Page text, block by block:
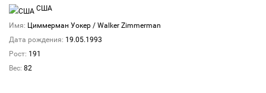
США
Имя: Циммерман Уокер / Walker Zimmerman
Дата рождения: 19.05.1993
Рост: 191
Вес: 82